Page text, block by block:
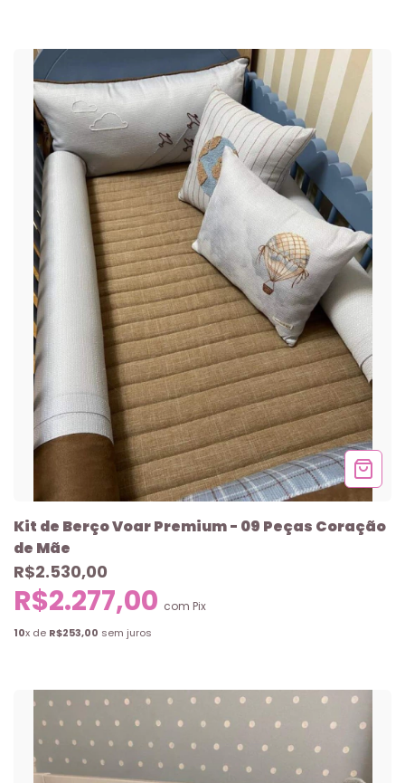
Kit de Berço Voar Premium - 09 Peças Coração
de Mãe
R$2.530,00
R$2.277,00 com Pix
10x de R$253,00 sem juros